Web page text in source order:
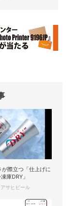
が際立つ「仕上げに
庫DRY」
アサヒビール